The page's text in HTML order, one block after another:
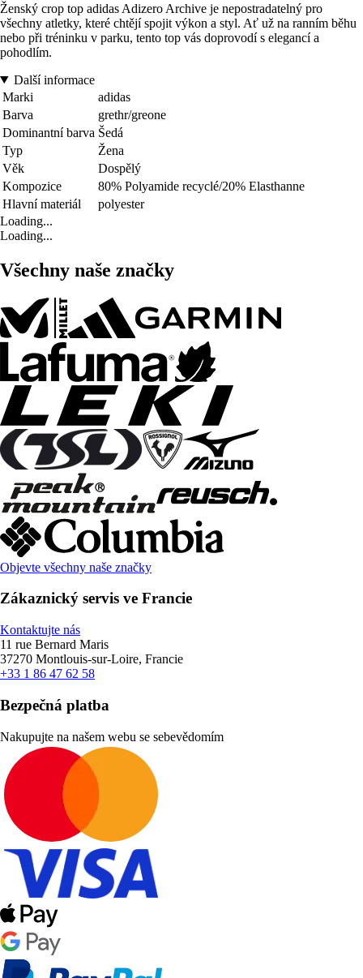
Ženský crop top adidas Adizero Archive je nepostradatelný pro
všechny atletky, které chtějí spojit výkon a styl. Ať už na ranním běhu
nebo při tréninku v parku, tento top vás doprovodí s elegancí a
pohodlím.
Další informace
Marki
adidas
Barva
grethr/greone
Dominantní barva Šedá
Typ
Žena
Věk
Dospělý
Kompozice
80% Polyamide recyclé/20% Elasthanne
Hlavní materiál
polyester
Loading...
Loading...
Všechny naše značky
Objevte všechny naše značky
Zákaznický servis ve Francie
Kontaktujte nás
11 rue Bernard Maris
37270 Montlouis-sur-Loire, Francie
+33 1 86 47 62 58
Bezpečná platba
Nakupujte na našem webu se sebevědomím